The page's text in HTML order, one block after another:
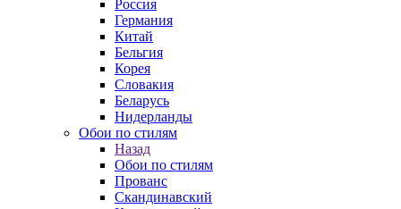
Россия
Германия
Китай
Бельгия
Корея
Словакия
Беларусь
Нидерланды
Обои по стилям
Назад
Обои по стилям
Прованс
Скандинавский